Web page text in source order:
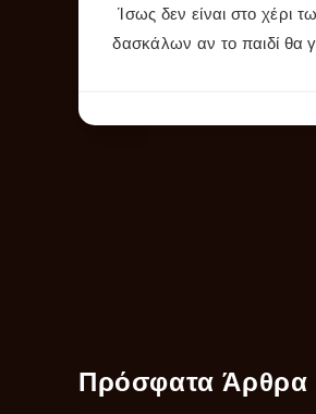
Ίσως δεν είναι στο χέρι
δασκάλων αν το παιδί θα
Πρόσφατα Άρθρα